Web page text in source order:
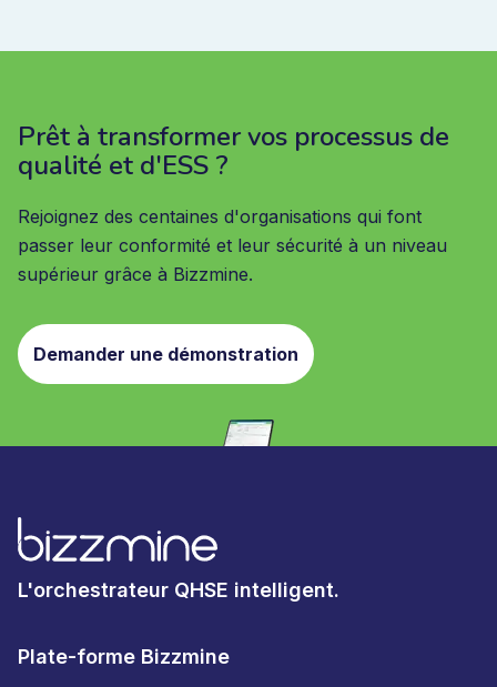
Prêt à transformer vos processus de
qualité et d'ESS ?
Rejoignez des centaines d'organisations qui font
passer leur conformité et leur sécurité à un niveau
supérieur grâce à Bizzmine.
Demander une démonstration
L'orchestrateur QHSE intelligent.
Plate-forme Bizzmine